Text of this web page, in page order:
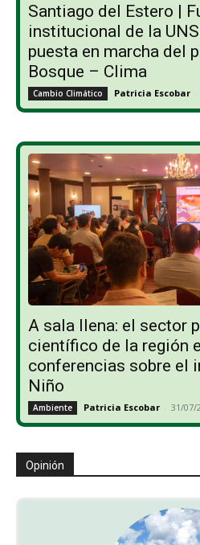
Santiago del Estero |
institucional de la
puesta en marcha del
Bosque – Clima
Cambio Climático Patricia Escobar -
A sala llena: el sector
científico de la región
conferencias sobre el
Niño
Ambiente Patricia Escobar - 31/07/
Opinión